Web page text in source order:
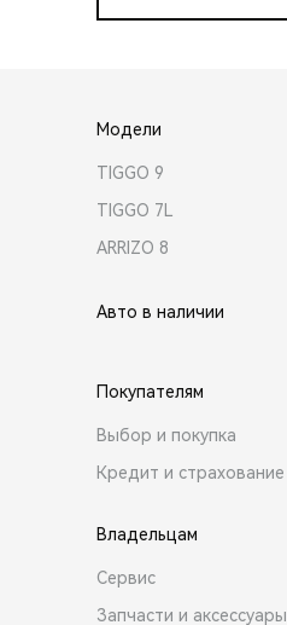
Модели
TIGGO 9
TIGGO 7L
ARRIZO 8
Авто в наличии
Покупателям
Выбор и покупка
Кредит и страхование
Владельцам
Сервис
Запчасти и аксессуары